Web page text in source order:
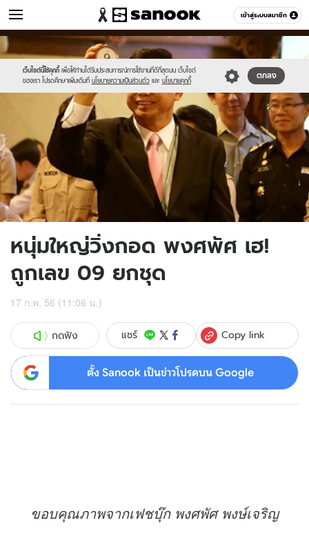
เข้าสู่ระบบสมาชิก
ข่าว หมวดอื่นๆ
เว็บไซต์นี้ใช้คุกกี้ เพื่อให้ท่านได้รับประสบการณ์การใช้งานที่ดีที่สุดบน เว็บไซต์
ของเรา โปรดศึกษาเพิ่มเติมที่ นโยบายความเป็นส่วนตัว และ นโยบายคุกกี้
ตกลง
Sanook
//s.isanook.com/sr/0/images/logo-
new-
sanook.png
600
60
//s.isanook.com/ns/0/ud/234/1170776/news04-
1.jpg
หนุ่มใหญ่วิ่งกอด พงศพัศ เฮ!
ถูกเลข 09 ยกชุด
17 ก.พ. 56 (11:06 น.)
กดฟัง แชร์ Copy link
ตั้ง Sanook เป็นข่าวโปรดบน Google
ขอบคุณภาพจากเฟชบุ๊ก พงศพัศ พงษ์เจริญ